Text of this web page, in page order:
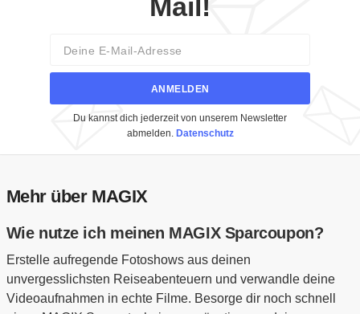
Mail!
ANMELDEN
Du kannst dich jederzeit von unserem Newsletter
abmelden. Datenschutz
Mehr über MAGIX
Wie nutze ich meinen MAGIX Sparcoupon?
Erstelle aufregende Fotoshows aus deinen
unvergesslichsten Reiseabenteuern und verwandle deine
Videoaufnahmen in echte Filme. Besorge dir noch schnell